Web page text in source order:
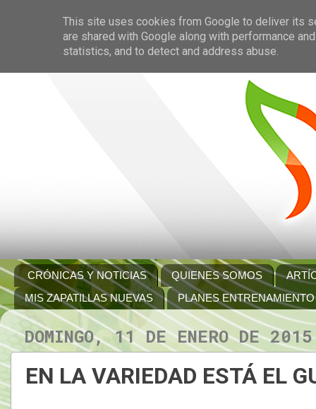
CRÓNICAS Y NOTICIAS QUIENES SOMOS
MIS ZAPATILLAS NUEVAS
PLANES ENTRENAMIENTO
DOMINGO, 11 DE ENERO DE 2015
EN LA VARIEDAD ESTÁ EL
This site uses cookies from Google to deliver its
are shared with Google along with performance
statistics, and to detect and address abuse.